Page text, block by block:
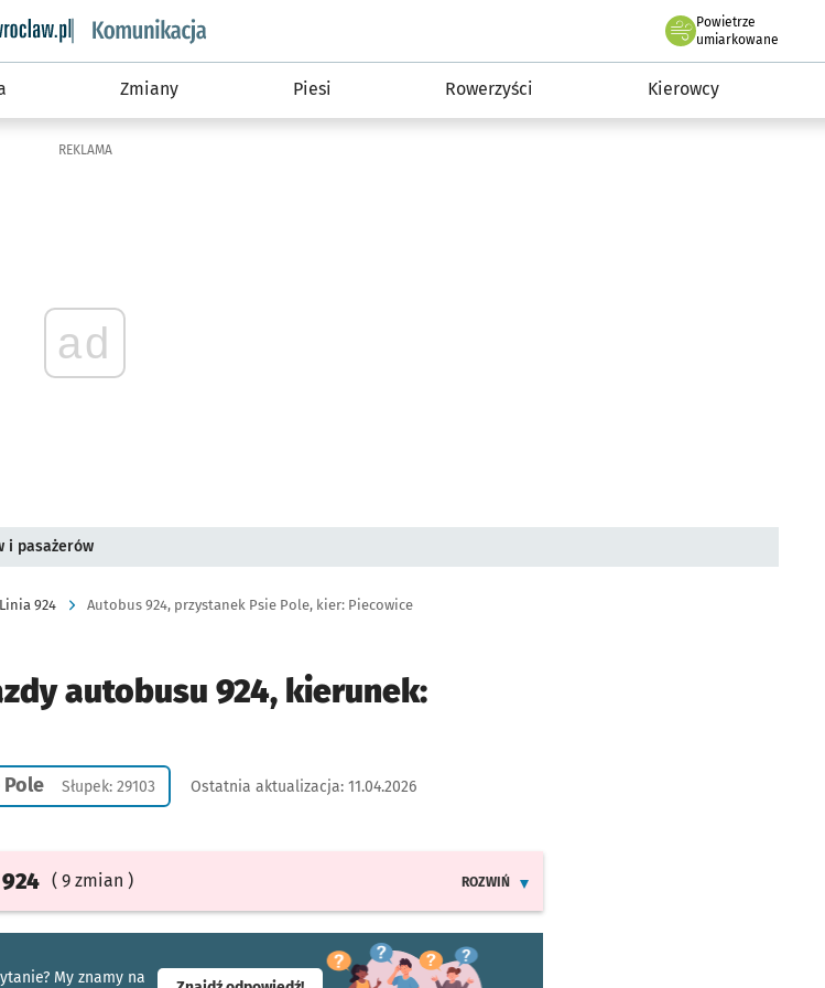
informacyjny wroclaw.pl podserwis: Komunikacja
Powietrze
we Wrocławiu
umiarkowane
Zmiany Piesi Rowerzyści Kierowcy
REKLAMA
ad
i pasażerów
Linia 924 Autobus 924, przystanek Psie Pole, kier: Piecowice
autobusu 924, kierunek:
Słupek: 29103 Ostatnia aktualizacja: 11.04.2026
( 9 zmian )
ROZWIŃ
My znamy na